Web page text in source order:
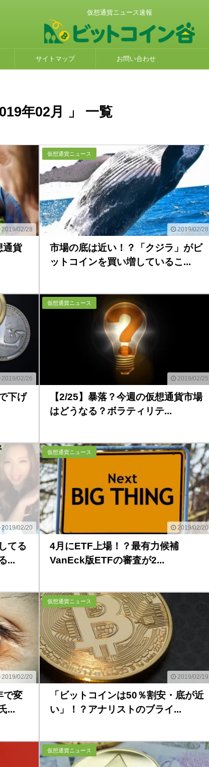
仮想通貨ニュース速報
サイトマップ お問い合わせ
年02月 」 一覧
2019/02/28
通貨
2019/02/28
仮想通貨ニュース
市場の底は近い！？「クジラ」がビ
ットコインを買い増しているこ...
2019/02/26
下げ
2019/02/25
仮想通貨ニュース
【2/25】暴落？今週の仮想通貨市場
はどうなる？ボラティリテ...
2019/02/20
てる
...
2019/02/20
仮想通貨ニュース
4月にETF上場！？最有力候補
VanEck版ETFの審査が2...
2019/02/20
で変
...
2019/02/19
仮想通貨ニュース
「ビットコインは50％割安・底が近
い」！？アナリストのブライ...
仮想通貨ニュース